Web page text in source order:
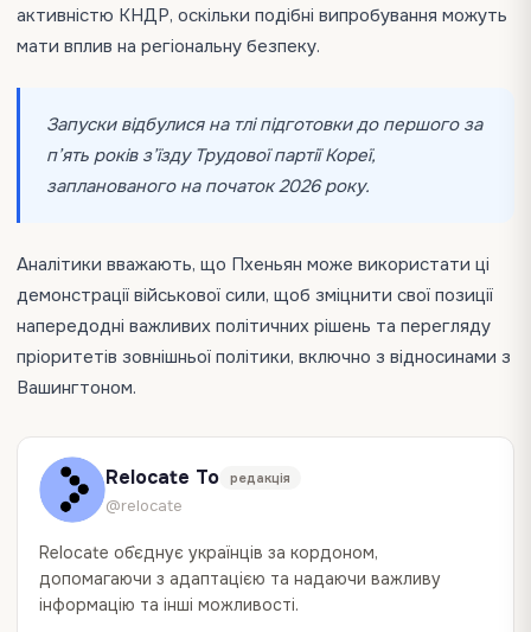
активністю КНДР, оскільки подібні випробування можуть
мати вплив на регіональну безпеку.
Запуски відбулися на тлі підготовки до першого за
п’ять років з’їзду Трудової партії Кореї,
запланованого на початок 2026 року.
Аналітики вважають, що Пхеньян може використати ці
демонстрації військової сили, щоб зміцнити свої позиції
напередодні важливих політичних рішень та перегляду
пріоритетів зовнішньої політики, включно з відносинами з
Вашингтоном.
Relocate To редакція
@relocate
Relocate об`єднує українців за кордоном,
допомагаючи з адаптацією та надаючи важливу
інформацію та інші можливості.